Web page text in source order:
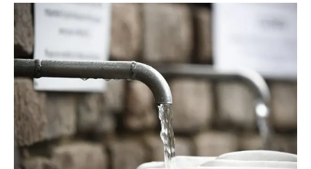
LAVORO
SPORT IN SARDEGNA
SPORT
RISULTATI E CLASSIFICHE
CALCIO
CALCIO REGIONALE